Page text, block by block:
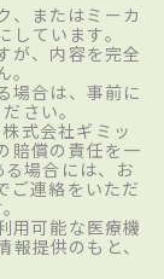
、またはミーカ
ています。
が、内容を完全
場合は、事前に
さい。
式会社ギミッ
賠償の責任を一
場合には、お
ご連絡をいただ
用可能な医療機
提供のもと、